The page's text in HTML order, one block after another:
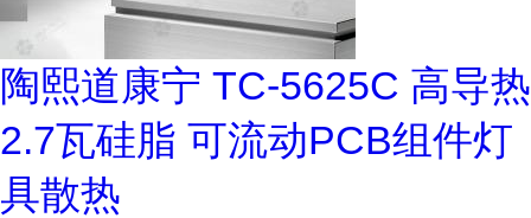
陶熙道康宁 TC-5625C 高导热
2.7瓦硅脂 可流动PCB组件灯
具散热